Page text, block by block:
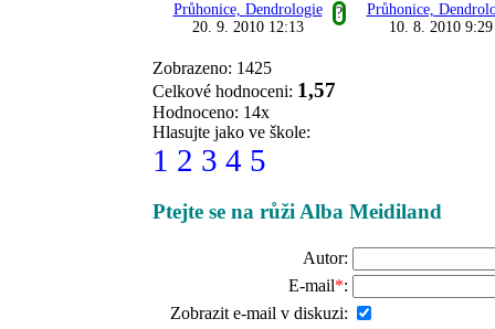
Průhonice, Dendrologie
?
20. 9. 2010 12:13
Průhonice,
10. 8. 2010 9:29
Zobrazeno: 1425
Celkové hodnoceni: 1,57
Hodnoceno: 14x
Hlasujte jako ve škole:
1 2 3 4 5
Ptejte se na růži Alba Meidiland
Autor:
E-mail*:
Zobrazit e-mail v diskuzi: